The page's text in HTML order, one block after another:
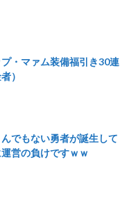
・マァム装備福引き30連
）
でもない勇者が誕生して
営の負けですｗｗ